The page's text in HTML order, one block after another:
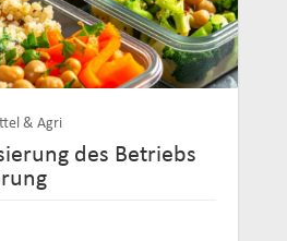
& Agri
des Betriebs